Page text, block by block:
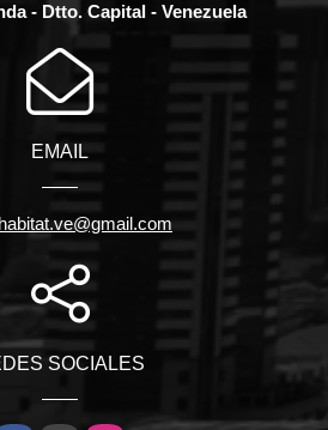
- Dtto. Capital - Venezuela
EMAIL
SOCIALES